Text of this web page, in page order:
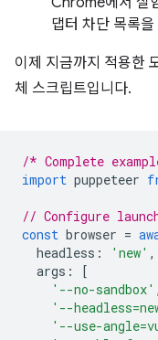
댑터 차단 목록
이제 지금까지 적용한
체 스크립트입니다.
/* Complete
import puppeteer
// Configure
const browser =
headless : 'new' ,
args :
[
'--no-sandbox' ,
'--
'--use-